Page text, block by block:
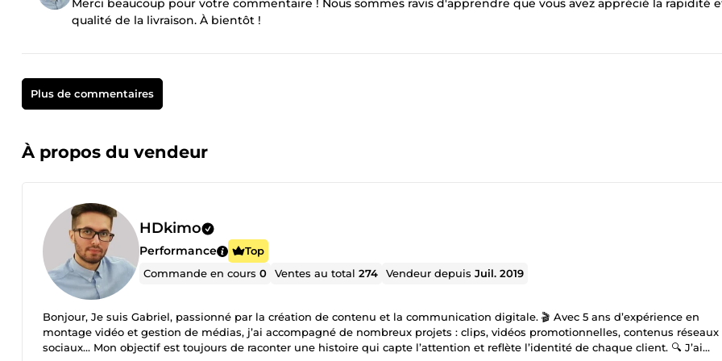
Merci beaucoup pour votre commentaire ! Nous sommes ravis d'apprendre que vous avez apprécié la rapidité
qualité de la livraison. À bientôt !
Plus de commentaires
À propos du vendeur
HDkimo
Performance
Top
Commande en cours0 Ventes au total274 Vendeur depuisJuil. 2019
Bonjour, Je suis Gabriel, passionné par la création de contenu et la communication digitale. 🎬 Avec 5 ans d’expérience en
montage vidéo et gestion de médias, j’ai accompagné de nombreux projets : clips, vidéos promotionnelles, contenus réseaux
sociaux… Mon objectif est toujours de raconter une histoire qui capte l’attention et reflète l’identité de chaque client. 🔍 J’ai